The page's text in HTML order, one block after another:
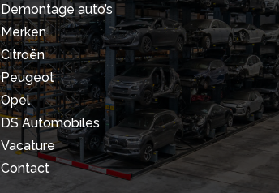
Demontage auto’s
Merken
Citroën
Peugeot
Opel
DS Automobiles
Vacature
Contact